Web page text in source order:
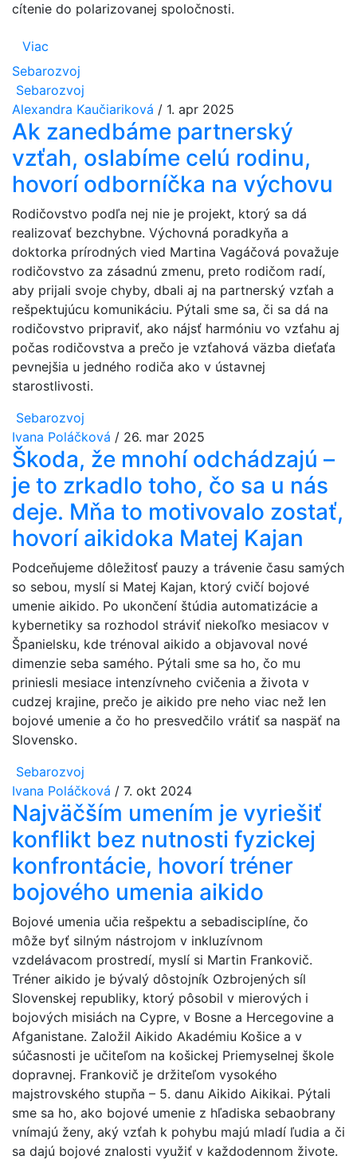
cítenie do polarizovanej spoločnosti.
Viac
Sebarozvoj
Sebarozvoj
Alexandra Kaučiariková / 1. apr 2025
Ak zanedbáme partnerský
vzťah, oslabíme celú rodinu,
hovorí odborníčka na výchovu
Rodičovstvo podľa nej nie je projekt, ktorý sa dá
realizovať bezchybne. Výchovná poradkyňa a
doktorka prírodných vied Martina Vagáčová považuje
rodičovstvo za zásadnú zmenu, preto rodičom radí,
aby prijali svoje chyby, dbali aj na partnerský vzťah a
rešpektujúcu komunikáciu. Pýtali sme sa, či sa dá na
rodičovstvo pripraviť, ako nájsť harmóniu vo vzťahu aj
počas rodičovstva a prečo je vzťahová väzba dieťaťa
pevnejšia u jedného rodiča ako v ústavnej
starostlivosti.
Sebarozvoj
Ivana Poláčková / 26. mar 2025
Škoda, že mnohí odchádzajú –
je to zrkadlo toho, čo sa u nás
deje. Mňa to motivovalo zostať,
hovorí aikidoka Matej Kajan
Podceňujeme dôležitosť pauzy a trávenie času samých
so sebou, myslí si Matej Kajan, ktorý cvičí bojové
umenie aikido. Po ukončení štúdia automatizácie a
kybernetiky sa rozhodol stráviť niekoľko mesiacov v
Španielsku, kde trénoval aikido a objavoval nové
dimenzie seba samého. Pýtali sme sa ho, čo mu
priniesli mesiace intenzívneho cvičenia a života v
cudzej krajine, prečo je aikido pre neho viac než len
bojové umenie a čo ho presvedčilo vrátiť sa naspäť na
Slovensko.
Sebarozvoj
Ivana Poláčková / 7. okt 2024
Najväčším umením je vyriešiť
konflikt bez nutnosti fyzickej
konfrontácie, hovorí tréner
bojového umenia aikido
Bojové umenia učia rešpektu a sebadisciplíne, čo
môže byť silným nástrojom v inkluzívnom
vzdelávacom prostredí, myslí si Martin Frankovič.
Tréner aikido je bývalý dôstojník Ozbrojených síl
Slovenskej republiky, ktorý pôsobil v mierových i
bojových misiách na Cypre, v Bosne a Hercegovine a
Afganistane. Založil Aikido Akadémiu Košice a v
súčasnosti je učiteľom na košickej Priemyselnej škole
dopravnej. Frankovič je držiteľom vysokého
majstrovského stupňa – 5. danu Aikido Aikikai. Pýtali
sme sa ho, ako bojové umenie z hľadiska sebaobrany
vnímajú ženy, aký vzťah k pohybu majú mladí ľudia a či
sa dajú bojové znalosti využiť v každodennom živote.